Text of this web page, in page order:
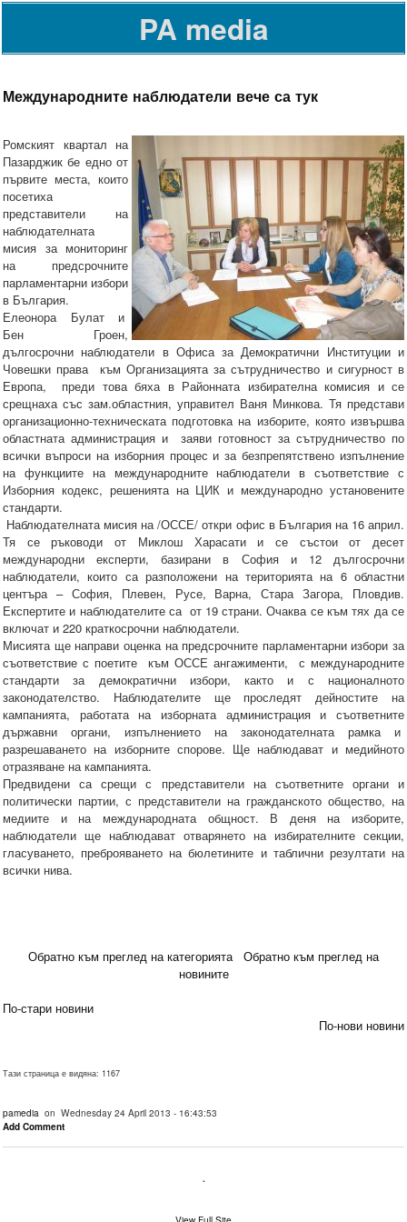
PA media
Международните наблюдатели вече са тук
Ромският квартал на
Пазарджик бе едно от
първите места, които
посетиха
представители на
наблюдателната
мисия за мониторинг
на предсрочните
парламентарни избори
в България.
Елеонора Булат и
Бен Гроен,
дългосрочни наблюдатели в Офиса за Демократични Институции и
Човешки права към Организацията за сътрудничество и сигурност в
Европа, преди това бяха в Районната избирателна комисия и се
срещнаха със зам.областния, управител Ваня Минкова. Тя представи
организационно-техническата подготовка на изборите, която извършва
областната администрация и заяви готовност за сътрудничество по
всички въпроси на изборния процес и за безпрепятствено изпълнение
на функциите на международните наблюдатели в съответствие с
Изборния кодекс, решенията на ЦИК и международно установените
стандарти.
Наблюдателната мисия на /ОССЕ/ откри офис в България на 16 април.
Тя се ръководи от Миклош Харасати и се състои от десет
международни експерти, базирани в София и 12 дългосрочни
наблюдатели, които са разположени на територията на 6 областни
центъра – София, Плевен, Русе, Варна, Стара Загора, Пловдив.
Експертите и наблюдателите са от 19 страни. Очаква се към тях да се
включат и 220 краткосрочни наблюдатели.
Мисията ще направи оценка на предсрочните парламентарни избори за
съответствие с поетите към ОССЕ ангажименти, с международните
стандарти за демократични избори, както и с националното
законодателство. Наблюдателите ще проследят дейностите на
кампанията, работата на изборната администрация и съответните
държавни органи, изпълнението на законодателната рамка и
разрешаването на изборните спорове. Ще наблюдават и медийното
отразяване на кампанията.
Предвидени са срещи с представители на съответните органи и
политически партии, с представители на гражданското общество, на
медиите и на международната общност. В деня на изборите,
наблюдатели ще наблюдават отварянето на избирателните секции,
гласуването, преброяването на бюлетините и таблични резултати на
всички нива.
Обратно към преглед на категорията
Обратно към преглед на
новините
По-стари новини
По-нови новини
Тази страница е видяна: 1167
pamedia on Wednesday 24 April 2013 - 16:43:53
Add Comment
.